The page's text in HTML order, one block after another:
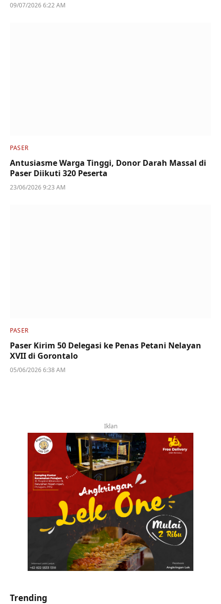
09/07/2026 6:22 AM
PASER
Antusiasme Warga Tinggi, Donor Darah Massal di
Paser Diikuti 320 Peserta
23/06/2026 9:23 AM
PASER
Paser Kirim 50 Delegasi ke Penas Petani Nelayan
XVII di Gorontalo
05/06/2026 6:38 AM
Iklan
Trending